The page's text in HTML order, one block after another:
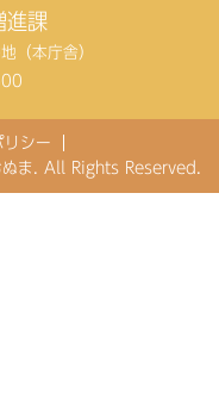
課
本庁舎）
リシー
ま. All Rights Reserved.